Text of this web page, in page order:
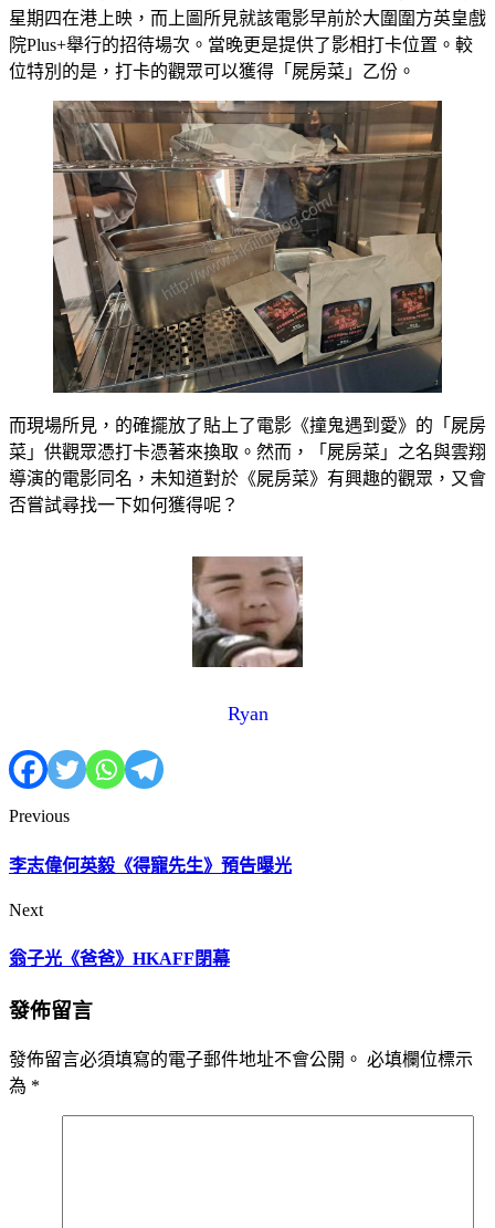
星期四在港上映，而上圖所見就該電影早前於大圍圍方英皇戲
院Plus+舉行的招待場次。當晚更是提供了影相打卡位置。較
位特別的是，打卡的觀眾可以獲得「屍房菜」乙份。
而現場所見，的確擺放了貼上了電影《撞鬼遇到愛》的「屍房
菜」供觀眾憑打卡憑著來換取。然而，「屍房菜」之名與雲翔
導演的電影同名，未知道對於《屍房菜》有興趣的觀眾，又會
否嘗試尋找一下如何獲得呢？
Ryan
Previous
李志偉何英毅《得寵先生》預告曝光
Next
翁子光《爸爸》HKAFF閉幕
發佈留言
發佈留言必須填寫的電子郵件地址不會公開。 必填欄位標示
為 *